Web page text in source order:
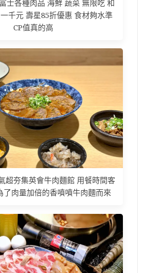
士各種肉品 海鮮 蔬菜 無限吃 和
千元 壽星85折優惠 食材夠水準
CP值真的高
超夯集英會牛肉麵館 用餐時間客
了肉量加倍的香噴噴牛肉麵而來